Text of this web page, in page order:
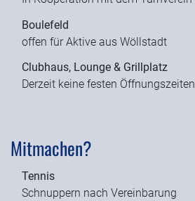
Boulefeld
offen für Aktive aus Wöllstadt
Clubhaus, Lounge & Grillplatz
Derzeit keine festen Öffnungszeiten
Mitmachen?
Tennis
Schnuppern nach Vereinbarung